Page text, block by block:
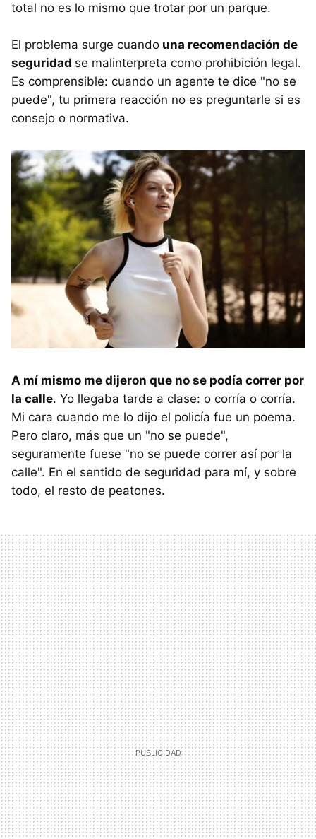
total no es lo mismo que trotar por un parque.
El problema surge cuando una recomendación de
seguridad se malinterpreta como prohibición legal.
Es comprensible: cuando un agente te dice "no se
puede", tu primera reacción no es preguntarle si es
consejo o normativa.
A mí mismo me dijeron que no se podía correr por
la calle. Yo llegaba tarde a clase: o corría o corría.
Mi cara cuando me lo dijo el policía fue un poema.
Pero claro, más que un "no se puede",
seguramente fuese "no se puede correr así por la
calle". En el sentido de seguridad para mí, y sobre
todo, el resto de peatones.